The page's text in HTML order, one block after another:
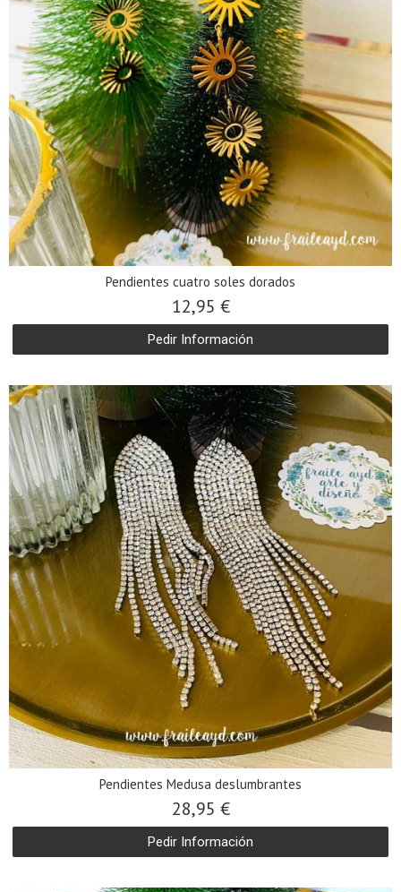
Pendientes cuatro soles dorados
12,95 €
Pedir Información
Pendientes Medusa deslumbrantes
28,95 €
Pedir Información